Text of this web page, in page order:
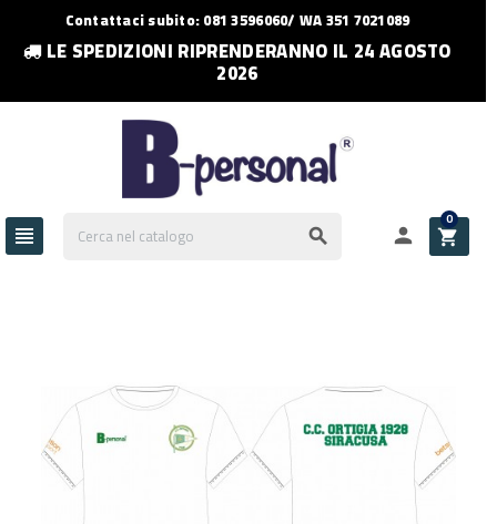
Contattaci subito: 081 3596060/ WA 351 7021089
LE SPEDIZIONI RIPRENDERANNO IL 24 AGOSTO
2026
   
0